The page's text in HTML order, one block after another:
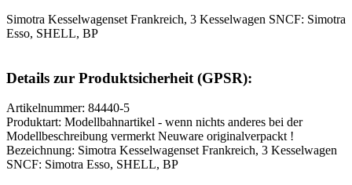
Simotra Kesselwagenset Frankreich, 3 Kesselwagen SNCF: Simotra
Esso, SHELL, BP
Details zur Produktsicherheit (GPSR):
Artikelnummer: 84440-5
Produktart: Modellbahnartikel - wenn nichts anderes bei der
Modellbeschreibung vermerkt Neuware originalverpackt !
Bezeichnung: Simotra Kesselwagenset Frankreich, 3 Kesselwagen
SNCF: Simotra Esso, SHELL, BP